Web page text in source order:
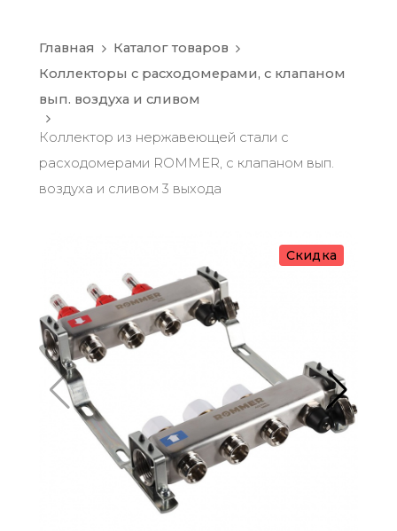
Главная
Каталог товаров
Коллекторы с расходомерами, с клапаном
вып. воздуха и сливом
Коллектор из нержавеющей стали с
расходомерами ROMMER, с клапаном вып.
воздуха и сливом 3 выхода
Скидка